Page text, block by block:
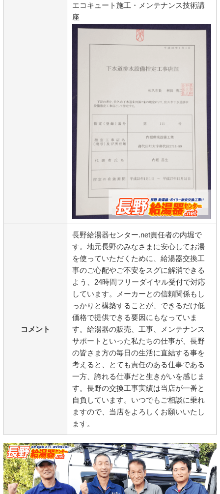
エコキュート施工・メンテナンス技術講
座
コメント
長野給湯器センター.net責任者の内堀で
す。地元長野のみなさまに安心してお湯
を使っていただくために、給湯器交換工
事のご心配やご不安をスグに解消できる
よう、24時間フリーダイヤル受付で対応
しています。メーカーとの信頼関係もし
っかりと構築することが、できるだけ低
価格で提供できる要因にもなっていま
す。給湯器の販売、工事、メンテナンス
サポートといった私たちの仕事が、長野
の皆さま方の毎日の生活に直結する事を
考えると、とても責任のある仕事である
一方、誇れる仕事だと生きがいを感じま
す。長野の交換工事実績は当店が一番と
自負しています。いつでもご相談に乗れ
ますので、当店をよろしくお願いいたし
ます。